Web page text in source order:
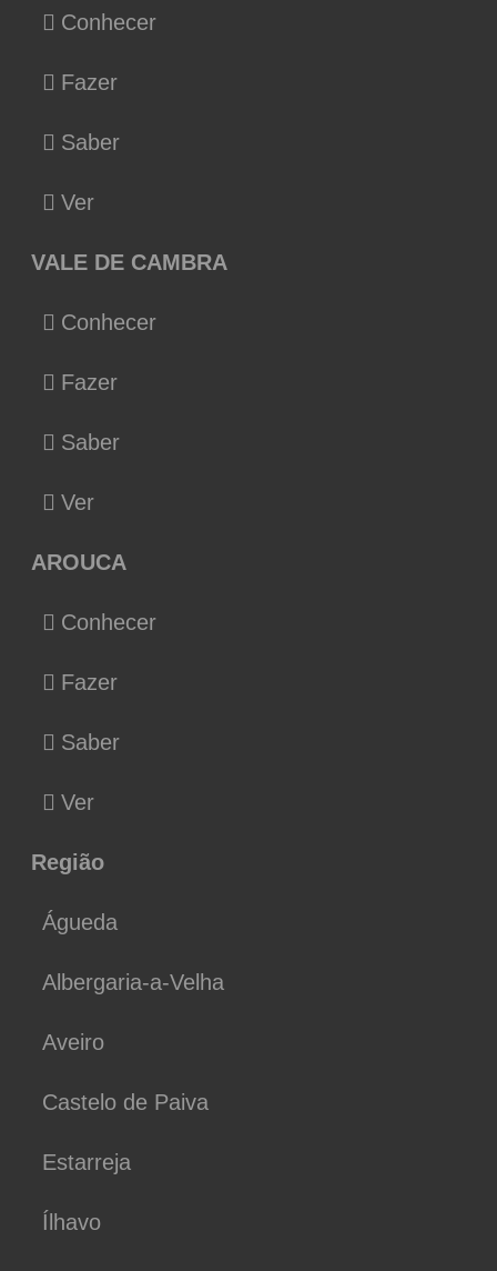
Conhecer
Fazer
Saber
Ver
VALE DE CAMBRA
Conhecer
Fazer
Saber
Ver
AROUCA
Conhecer
Fazer
Saber
Ver
Região
Águeda
Albergaria-a-Velha
Aveiro
Castelo de Paiva
Estarreja
Ílhavo